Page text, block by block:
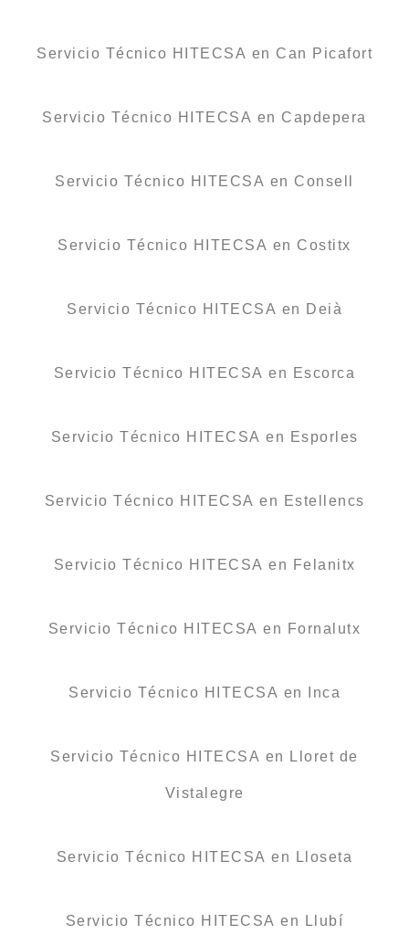
Servicio Técnico HITECSA en Can Picafort
Servicio Técnico HITECSA en Capdepera
Servicio Técnico HITECSA en Consell
Servicio Técnico HITECSA en Costitx
Servicio Técnico HITECSA en Deià
Servicio Técnico HITECSA en Escorca
Servicio Técnico HITECSA en Esporles
Servicio Técnico HITECSA en Estellencs
Servicio Técnico HITECSA en Felanitx
Servicio Técnico HITECSA en Fornalutx
Servicio Técnico HITECSA en Inca
Servicio Técnico HITECSA en Lloret de
Vistalegre
Servicio Técnico HITECSA en Lloseta
Servicio Técnico HITECSA en Llubí